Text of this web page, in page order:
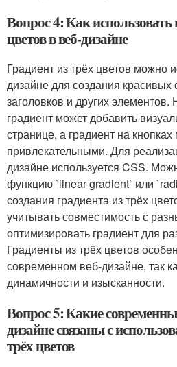
Вопрос 4: Как использовать
цветов в веб-дизайне
Градиент из трёх цветов можно
дизайне для создания красивых
заголовков и других
градиент может добавить
странице, а градиент на
привлекательными. Для
дизайне используется CSS.
функцию `linear-gradient` или
создания градиента из трёх
учитывать совместимость с
оптимизировать градиент для
Градиенты из трёх цветов
современном веб-дизайне, так
динамичности и изысканности.
Вопрос 5: Какие
дизайне связаны с
трёх цветов